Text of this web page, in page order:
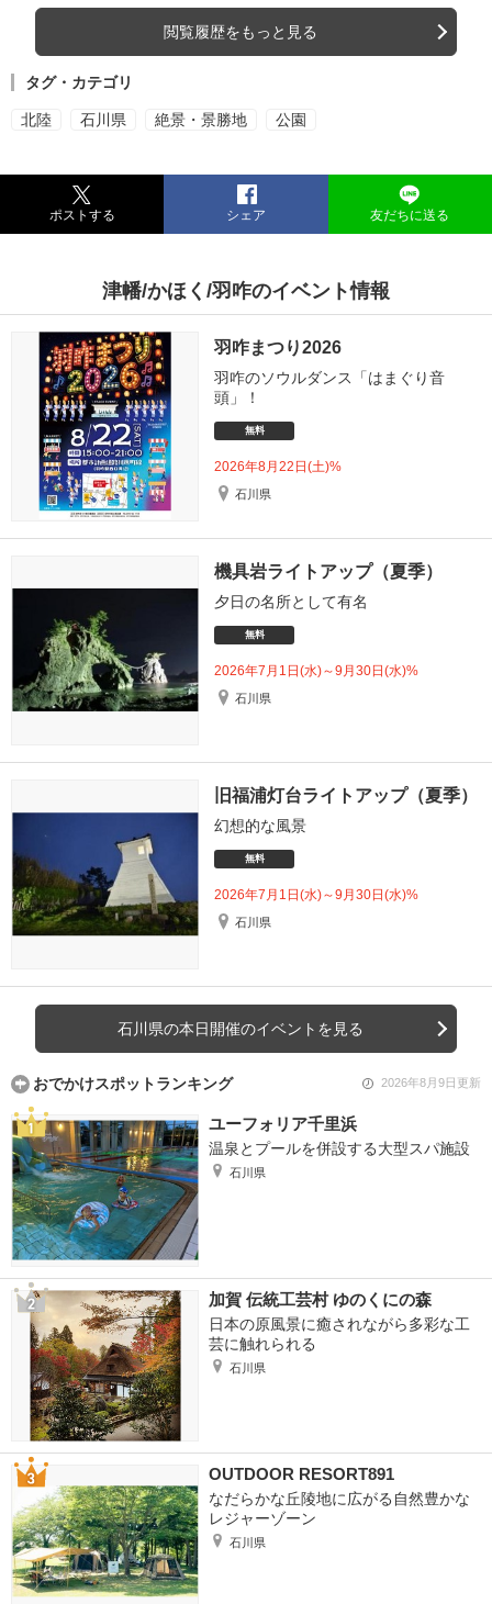
閲覧履歴をもっと見る
タグ・カテゴリ
北陸 石川県 絶景・景勝地 公園
ポストする シェア 友だちに送る
津幡/かほく/羽咋のイベント情報
羽咋まつり2026
羽咋のソウルダンス「はまぐり音
頭」！
無料
2026年8月22日(土)%
石川県
機具岩ライトアップ（夏季）
夕日の名所として有名
無料
2026年7月1日(水)～9月30日(水)%
石川県
旧福浦灯台ライトアップ（夏季）
幻想的な風景
無料
2026年7月1日(水)～9月30日(水)%
石川県
石川県の本日開催のイベントを見る
おでかけスポットランキング 2026年8月9日更新
ユーフォリア千里浜
温泉とプールを併設する大型スパ施設
石川県
加賀 伝統工芸村 ゆのくにの森
日本の原風景に癒されながら多彩な工
芸に触れられる
石川県
OUTDOOR RESORT891
なだらかな丘陵地に広がる自然豊かな
レジャーゾーン
石川県